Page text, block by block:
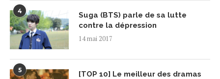
4
Suga (BTS) parle de sa lutte
contre la dépression
14 mai 2017
5
[TOP 10] Le meilleur des dramas